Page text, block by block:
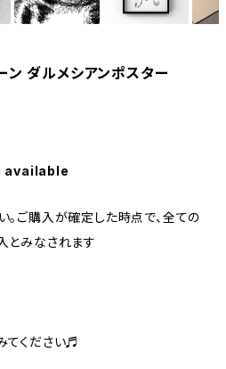
ダルメシアンポスター
available
ご購入が確定した時点で、全ての
とみなされます
てください♬